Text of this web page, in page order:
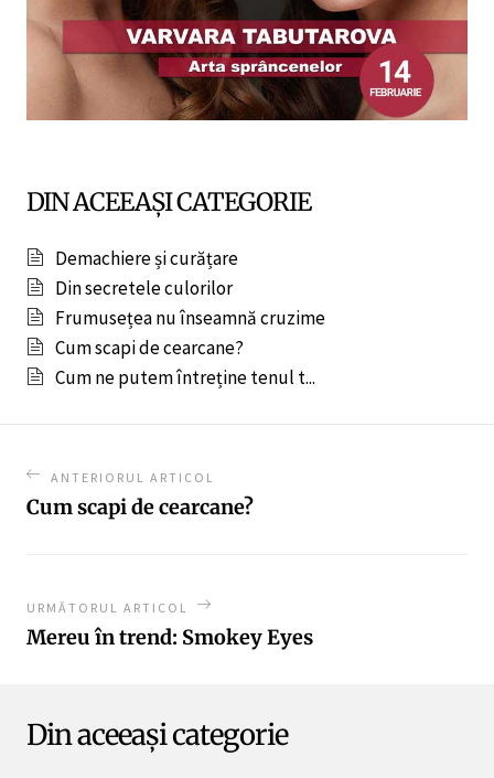
DIN ACEEAȘI CATEGORIE
Demachiere și curățare
Din secretele culorilor
Frumusețea nu înseamnă cruzime
Cum scapi de cearcane?
Cum ne putem întreține tenul t...
ANTERIORUL ARTICOL
Cum scapi de cearcane?
URMĂTORUL ARTICOL
Mereu în trend: Smokey Eyes
Din aceeași categorie